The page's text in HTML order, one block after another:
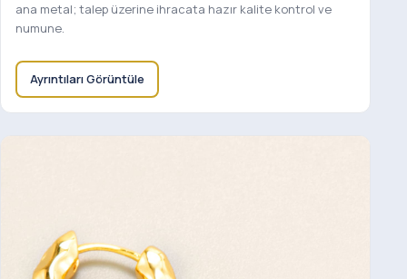
ana metal; talep üzerine ihracata hazır kalite kontrol ve
numune.
Ayrıntıları Görüntüle